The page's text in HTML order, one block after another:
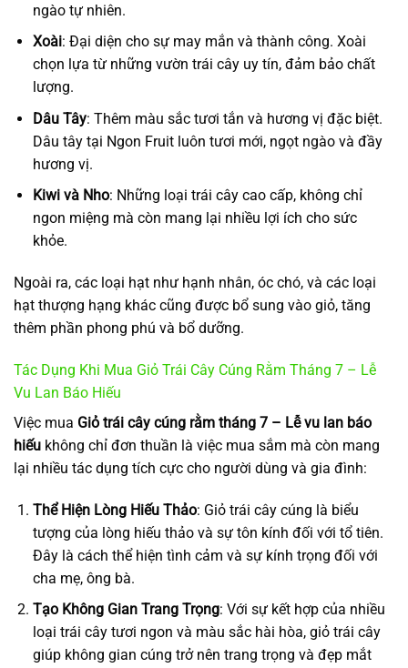
ngào tự nhiên.
Xoài: Đại diện cho sự may mắn và thành công. Xoài
chọn lựa từ những vườn trái cây uy tín, đảm bảo chất
lượng.
Dâu Tây: Thêm màu sắc tươi tắn và hương vị đặc biệt.
Dâu tây tại Ngon Fruit luôn tươi mới, ngọt ngào và đầy
hương vị.
Kiwi và Nho: Những loại trái cây cao cấp, không chỉ
ngon miệng mà còn mang lại nhiều lợi ích cho sức
khỏe.
Ngoài ra, các loại hạt như hạnh nhân, óc chó, và các loại
hạt thượng hạng khác cũng được bổ sung vào giỏ, tăng
thêm phần phong phú và bổ dưỡng.
Tác Dụng Khi Mua Giỏ Trái Cây Cúng Rằm Tháng 7 – Lễ
Vu Lan Báo Hiếu
Việc mua Giỏ trái cây cúng rằm tháng 7 – Lễ vu lan báo
hiếu không chỉ đơn thuần là việc mua sắm mà còn mang
lại nhiều tác dụng tích cực cho người dùng và gia đình:
Thể Hiện Lòng Hiếu Thảo: Giỏ trái cây cúng là biểu
tượng của lòng hiếu thảo và sự tôn kính đối với tổ tiên.
Đây là cách thể hiện tình cảm và sự kính trọng đối với
cha mẹ, ông bà.
Tạo Không Gian Trang Trọng: Với sự kết hợp của nhiều
loại trái cây tươi ngon và màu sắc hài hòa, giỏ trái cây
giúp không gian cúng trở nên trang trọng và đẹp mắt